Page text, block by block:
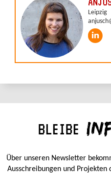
BLEIBE
Über unseren Newsletter
Ausschreibungen und Projekten